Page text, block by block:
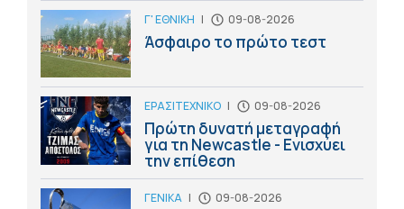
Γ' ΕΘΝΙΚΗ | 09-08-2026
Άσφαιρο το πρώτο τεστ
ΕΡΑΣΙΤΕΧΝΙΚΟ | 09-08-2026
Πρώτη δυνατή μεταγραφή
για τη Newcastle - Ενισχύει
την επίθεση
ΓΕΝΙΚΑ | 09-08-2026